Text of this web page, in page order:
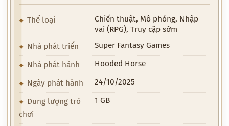
Thể loại
Chiến thuật, Mô phỏng, Nhập
vai (RPG), Truy cập sớm
Nhà phát triển
Super Fantasy Games
Nhà phát hành Hooded Horse
Ngày phát hành 24/10/2025
Dung lượng trò
chơi
1 GB